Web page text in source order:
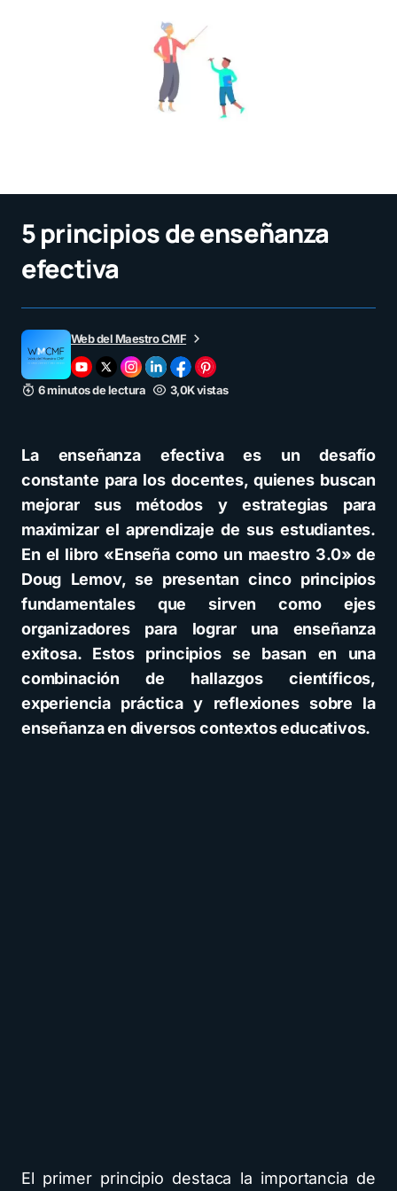
5 principios de enseñanza
efectiva
Web del Maestro CMF
6 minutos de lectura 3,0K vistas
La enseñanza efectiva es un desafío
constante para los docentes, quienes buscan
mejorar sus métodos y estrategias para
maximizar el aprendizaje de sus estudiantes.
En el libro «Enseña como un maestro 3.0» de
Doug Lemov, se presentan cinco principios
fundamentales que sirven como ejes
organizadores para lograr una enseñanza
exitosa. Estos principios se basan en una
combinación de hallazgos científicos,
experiencia práctica y reflexiones sobre la
enseñanza en diversos contextos educativos.
El primer principio destaca la importancia de